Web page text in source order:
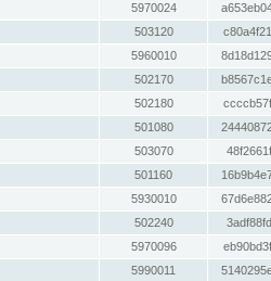
5970024
503120
5960010
502170
502180
501080
503070
501160
5930010
502240
5970096
5990011